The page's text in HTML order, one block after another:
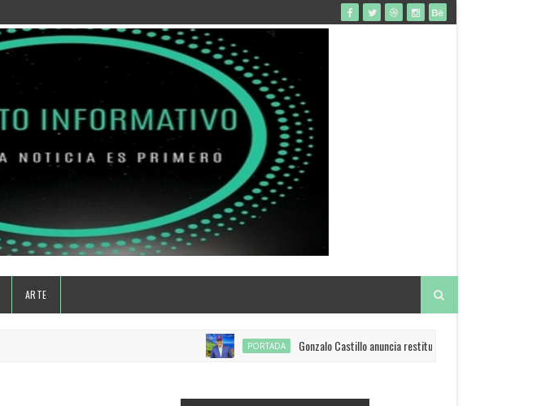
ARTE
PORTADA Gonzalo Castillo anuncia restitución de visado a EEUU